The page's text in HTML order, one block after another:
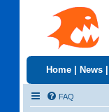
Home News
FAQ